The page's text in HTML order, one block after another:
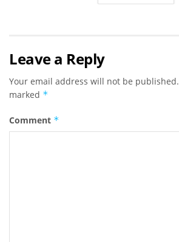
Leave a Reply
Your email address will not be published.
marked *
Comment *